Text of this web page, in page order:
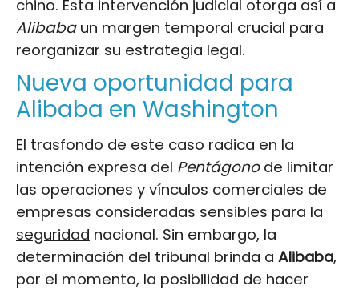
chino. Esta intervención judicial otorga así a
Alibabaun margen temporal crucial para
reorganizar su estrategia legal.
Nueva oportunidad para
Alibaba en Washington
El trasfondo de este caso radica en la
intención expresa del Pentágonode limitar
las operaciones y vínculos comerciales de
empresas consideradas sensibles para la
seguridad nacional. Sin embargo, la
determinación del tribunal brinda a Alibaba,
por el momento, la posibilidad de hacer